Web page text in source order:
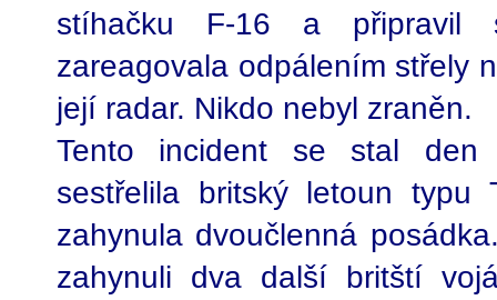
stíhačku F-16 a připravil
zareagovala odpálením střely
její radar. Nikdo nebyl zraněn.
Tento incident se stal
sestřelila britský letoun typu
zahynula dvoučlenná
zahynuli dva další britští